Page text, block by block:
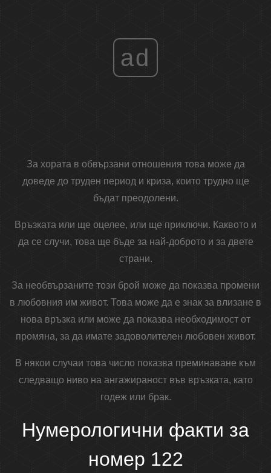
ad
За хората в обвързани отношения това може да
доведе до труден период и криза, които трудно ще
бъдат преодолени.
Връзката или ще оцелее, или ще приключи. Каквото и
да се случи, това ще бъде за най-доброто и за двете
страни.
За необвързаните този брой може да показва промени
в любовния им живот. Това може да е знак за влизане в
нова връзка или може да показва необходимост от
промяна, за да имате задоволителен любовен живот.
В някои случаи това число показва преминаване към
следващо ниво на ангажираност във връзката, като
годеж или брак.
Нумерологични факти за
номер 122